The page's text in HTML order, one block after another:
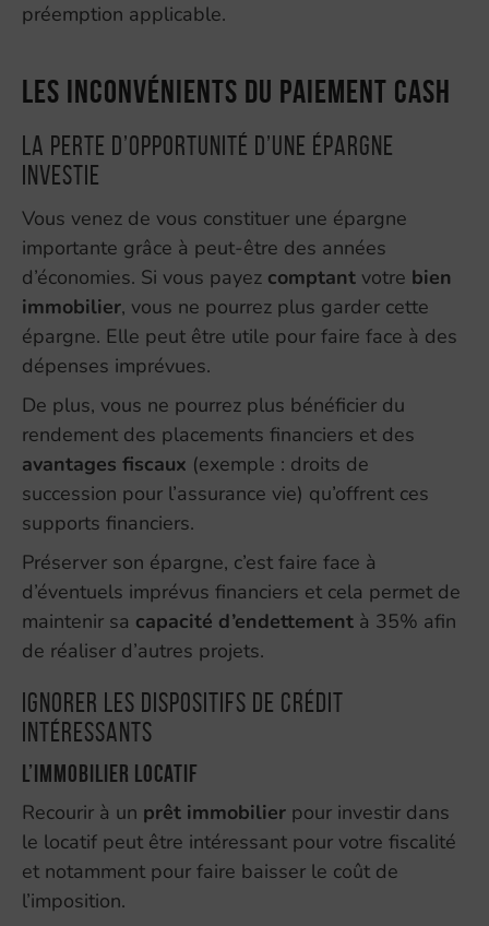
préemption applicable.
Les inconvénients du paiement cash
La perte d’opportunité d’une épargne
investie
Vous venez de vous constituer une épargne
importante grâce à peut-être des années
d’économies. Si vous payez comptant votre bien
immobilier, vous ne pourrez plus garder cette
épargne. Elle peut être utile pour faire face à des
dépenses imprévues.
De plus, vous ne pourrez plus bénéficier du
rendement des placements financiers et des
avantages fiscaux (exemple : droits de
succession pour l’assurance vie) qu’offrent ces
supports financiers.
Préserver son épargne, c’est faire face à
d’éventuels imprévus financiers et cela permet de
maintenir sa capacité d’endettement à 35% afin
de réaliser d’autres projets.
Ignorer les dispositifs de crédit
intéressants
L’immobilier locatif
Recourir à un prêt immobilier pour investir dans
le locatif peut être intéressant pour votre fiscalité
et notamment pour faire baisser le coût de
l’imposition.